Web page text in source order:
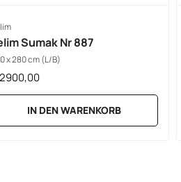
Sumak Nr 887
x 280 cm (L/B)
IN DEN WARENKORB